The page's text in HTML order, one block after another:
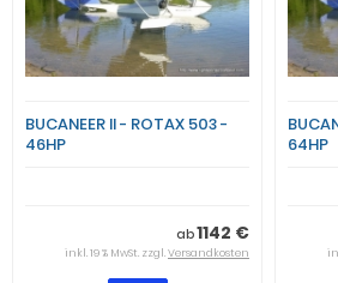
BUCANEER II - ROTAX 503 -
46HP
ab1142 €
inkl. 19 % MwSt. zzgl.Versandkosten
64HP